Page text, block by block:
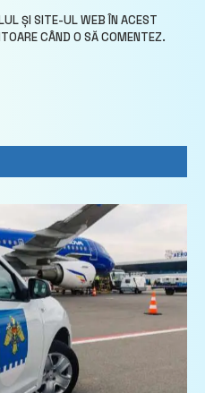
ȘI SITE-UL WEB ÎN ACEST
CÂND O SĂ COMENTEZ.